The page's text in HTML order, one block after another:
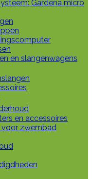
Gardena micro
en slangenwagens
en accessoires
voor zwembad